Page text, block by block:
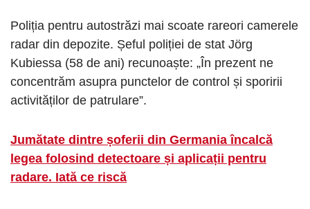
Poliția pentru autostrăzi mai scoate rareori camerele
radar din depozite. Șeful poliției de stat Jörg
Kubiessa (58 de ani) recunoaște: „În prezent ne
concentrăm asupra punctelor de control și sporirii
activităților de patrulare”.
Jumătate dintre șoferii din Germania încalcă
legea folosind detectoare și aplicații pentru
radare. Iată ce riscă